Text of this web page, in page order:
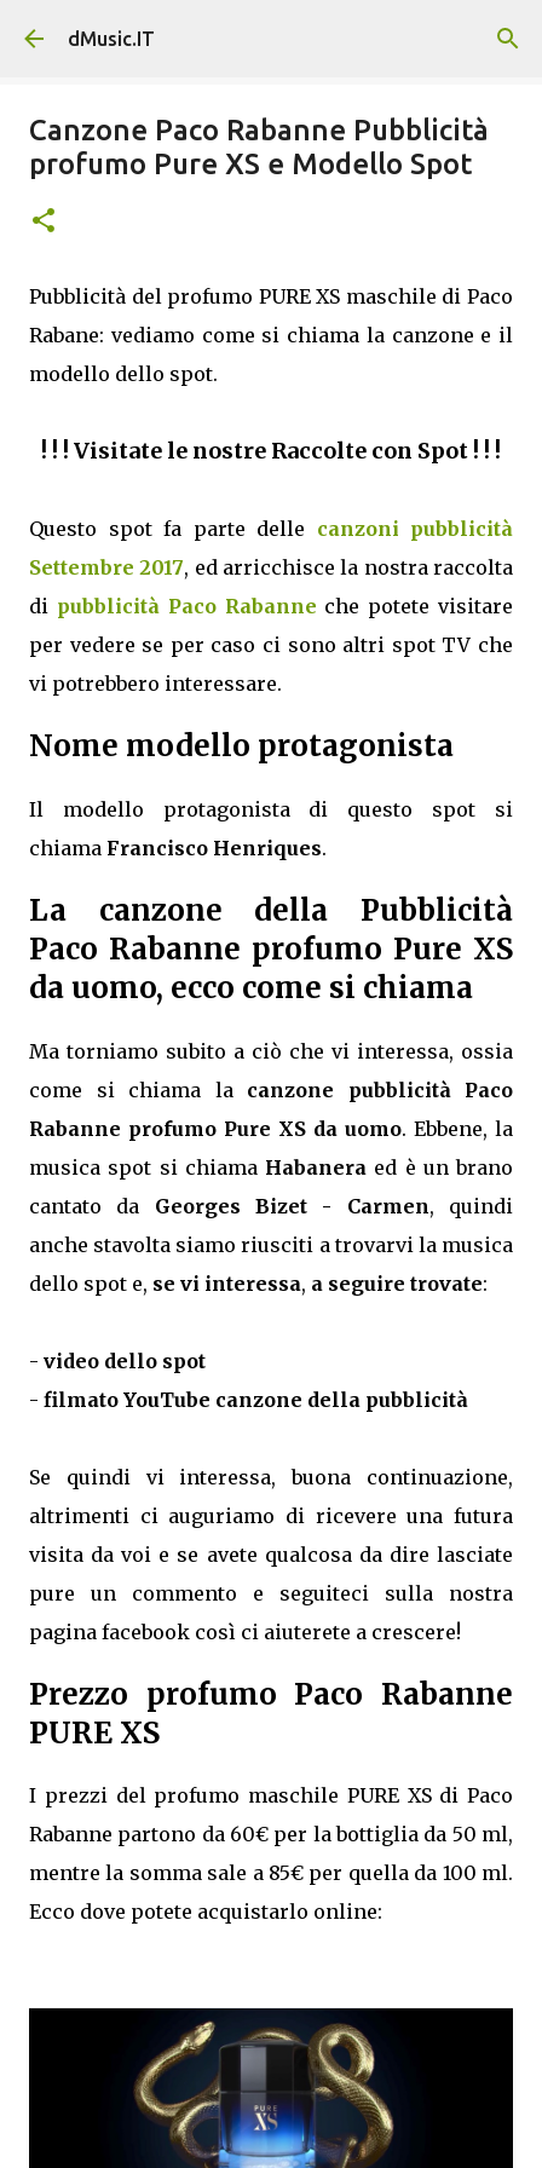
Passa ai contenuti principali
dMusic.IT
Canzone Paco Rabanne Pubblicità
profumo Pure XS e Modello Spot
Pubblicità del profumo PURE XS maschile di Paco
Rabane: vediamo come si chiama la canzone e il
modello dello spot.
! ! ! Visitate le nostre Raccolte con Spot ! ! !
Questo spot fa parte delle canzoni pubblicità
Settembre 2017, ed arricchisce la nostra raccolta
di pubblicità Paco Rabanne che potete visitare
per vedere se per caso ci sono altri spot TV che
vi potrebbero interessare.
Nome modello protagonista
Il modello protagonista di questo spot si
chiama Francisco Henriques.
La canzone della Pubblicità
Paco Rabanne profumo Pure XS
da uomo, ecco come si chiama
Ma torniamo subito a ciò che vi interessa, ossia
come si chiama la canzone pubblicità Paco
Rabanne profumo Pure XS da uomo. Ebbene, la
musica spot si chiama Habanera ed è un brano
cantato da Georges Bizet - Carmen, quindi
anche stavolta siamo riusciti a trovarvi la musica
dello spot e, se vi interessa, a seguire trovate:
- video dello spot
- filmato YouTube canzone della pubblicità
Se quindi vi interessa, buona continuazione,
altrimenti ci auguriamo di ricevere una futura
visita da voi e se avete qualcosa da dire lasciate
pure un commento e seguiteci sulla nostra
pagina facebook così ci aiuterete a crescere!
Prezzo profumo Paco Rabanne
PURE XS
I prezzi del profumo maschile PURE XS di Paco
Rabanne partono da 60€ per la bottiglia da 50 ml,
mentre la somma sale a 85€ per quella da 100 ml.
Ecco dove potete acquistarlo online: